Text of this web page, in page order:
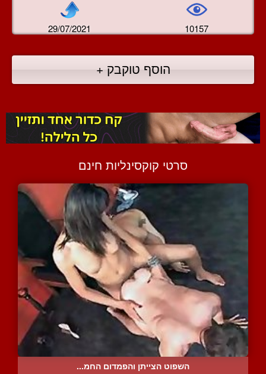
29/07/2021 10157
הוסף טוקבק +
סרטי קוקסינליות חינם
השפוט הצייתן והפמדום החמ...